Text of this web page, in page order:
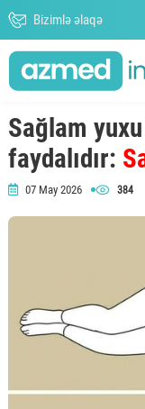
Bizimlə əlaqə
Sağlam
faydalıdır:
07 May 2026 384